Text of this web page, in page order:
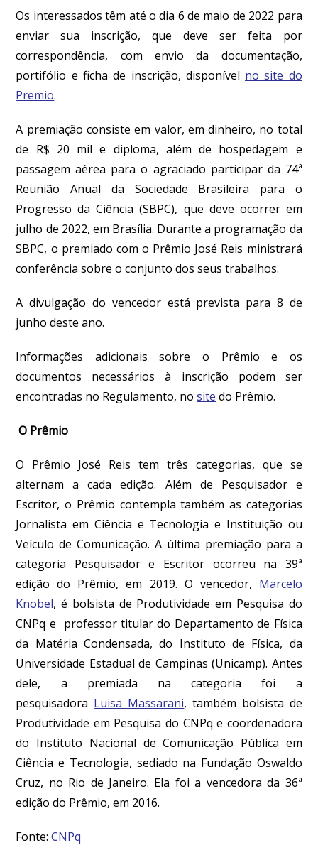
Os interessados têm até o dia 6 de maio de 2022 para
enviar sua inscrição, que deve ser feita por
correspondência, com envio da documentação,
portifólio e ficha de inscrição, disponível no site do
Premio.
A premiação consiste em valor, em dinheiro, no total
de R$ 20 mil e diploma, além de hospedagem e
passagem aérea para o agraciado participar da 74ª
Reunião Anual da Sociedade Brasileira para o
Progresso da Ciência (SBPC), que deve ocorrer em
julho de 2022, em Brasília. Durante a programação da
SBPC, o premiado com o Prêmio José Reis ministrará
conferência sobre o conjunto dos seus trabalhos.
A divulgação do vencedor está prevista para 8 de
junho deste ano.
Informações adicionais sobre o Prêmio e os
documentos necessários à inscrição podem ser
encontradas no Regulamento, nosite do Prêmio.
O Prêmio
O Prêmio José Reis tem três categorias, que se
alternam a cada edição. Além de Pesquisador e
Escritor, o Prêmio contempla também as categorias
Jornalista em Ciência e Tecnologia e Instituição ou
Veículo de Comunicação. A última premiação para a
categoria Pesquisador e Escritor ocorreu na 39ª
edição do Prêmio, em 2019. O vencedor, Marcelo
Knobel, é bolsista de Produtividade em Pesquisa do
CNPq e professor titular do Departamento de Física
da Matéria Condensada, do Instituto de Física, da
Universidade Estadual de Campinas (Unicamp). Antes
dele, a premiada na categoria foi a
pesquisadora Luisa Massarani, também bolsista de
Produtividade em Pesquisa do CNPq e coordenadora
do Instituto Nacional de Comunicação Pública em
Ciência e Tecnologia, sediado na Fundação Oswaldo
Cruz, no Rio de Janeiro. Ela foi a vencedora da 36ª
edição do Prêmio, em 2016.
Fonte:CNPq